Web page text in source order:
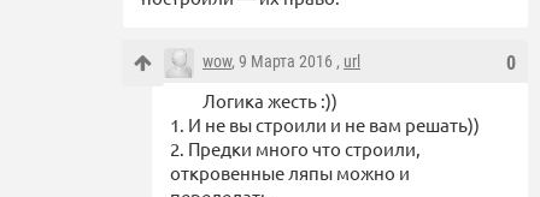
0
wow, 9 Марта 2016 , url
Логика жесть :))
1. И не вы строили и не вам решать))
2. Предки много что строили,
откровенные ляпы можно и